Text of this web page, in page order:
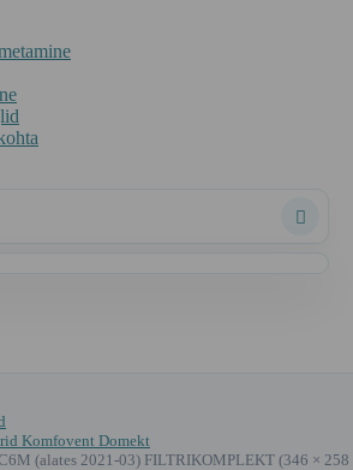

Komfovent Domekt
(alates 2021-03) FILTRIKOMPLEKT (346 × 258